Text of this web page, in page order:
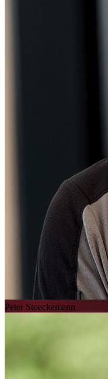
Peter Stoeckemann